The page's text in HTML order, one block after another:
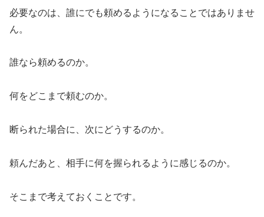
必要なのは、誰にでも頼めるようになることではありませ
ん。
誰なら頼めるのか。
何をどこまで頼むのか。
断られた場合に、次にどうするのか。
頼んだあと、相手に何を握られるように感じるのか。
そこまで考えておくことです。